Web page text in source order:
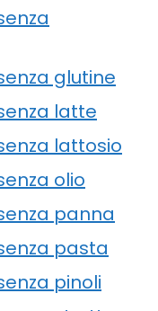
glutine
latte
lattosio
olio
panna
pasta
pinoli